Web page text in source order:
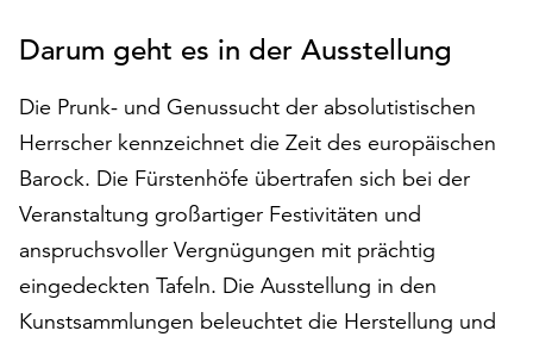
„Alle
um
alle
zu
akzeptieren.
Sie
können
Ihr
Einverständnis
Darum geht es in der Ausstellung
Die Prunk- und Genussucht der absolutistischen
Herrscher kennzeichnet die Zeit des europäischen
Barock. Die Fürstenhöfe übertrafen sich bei der
Veranstaltung großartiger Festivitäten und
anspruchsvoller Vergnügungen mit prächtig
eingedeckten Tafeln. Die Ausstellung in den
Kunstsammlungen beleuchtet die Herstellung und